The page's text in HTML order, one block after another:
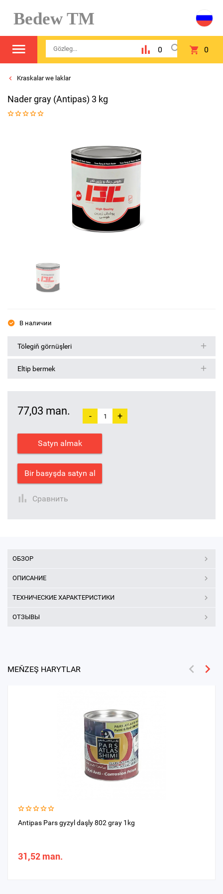
Bedew TM
0 0
Kraskalar we laklar
Nader gray (Antipas) 3 kg
В наличии
Tölegiň görnüşleri
Eltip bermek
77,03 man. - +
Satyn almak
Bir basyşda satyn al
Сравнить
ОБЗОР
ОПИСАНИЕ
ТЕХНИЧЕСКИЕ ХАРАКТЕРИСТИКИ
ОТЗЫВЫ
MEŇZEŞ HARYTLAR
Antipas Pars gyzyl daşly 802 gray 1kg
31,52 man.